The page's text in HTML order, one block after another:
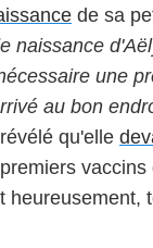
de sa
naissance
une
au bon
qu'elle
heureusement,